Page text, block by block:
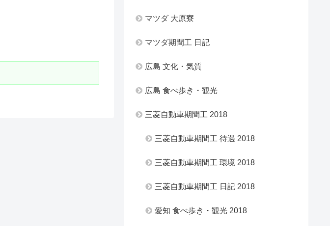
マツダ 大原寮
マツダ期間工 日記
広島 文化・気質
広島 食べ歩き・観光
三菱自動車期間工 2018
三菱自動車期間工 待遇 2018
三菱自動車期間工 環境 2018
三菱自動車期間工 日記 2018
愛知 食べ歩き・観光 2018